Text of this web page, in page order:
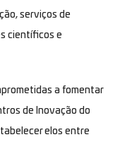
serviços de
científicos e
a fomentar
de Inovação do
elos entre